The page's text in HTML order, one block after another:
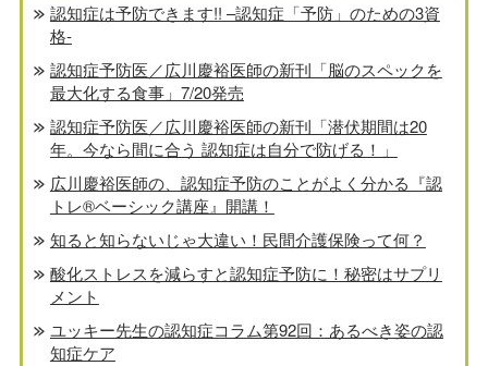
認知症は予防できます!! –認知症「予防」のための3資
格-
認知症予防医／広川慶裕医師の新刊「脳のスペックを
最大化する食事」7/20発売
認知症予防医／広川慶裕医師の新刊「潜伏期間は20
年。今なら間に合う 認知症は自分で防げる！」
広川慶裕医師の、認知症予防のことがよく分かる『認
トレ®️ベーシック講座』開講！
知ると知らないじゃ大違い！民間介護保険って何？
酸化ストレスを減らすと認知症予防に！秘密はサプリ
メント
ユッキー先生の認知症コラム第92回：あるべき姿の認
知症ケア